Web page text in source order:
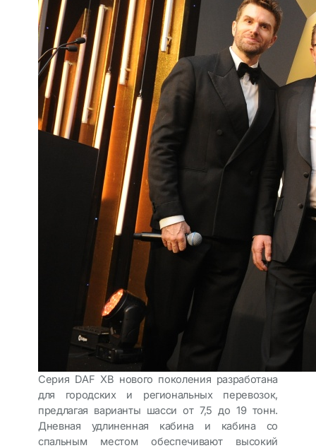
Серия DAF XB нового поколения разработана
для городских и региональных перевозок,
предлагая варианты шасси от 7,5 до 19 тонн.
Дневная удлиненная кабина и кабина со
спальным местом обеспечивают высокий